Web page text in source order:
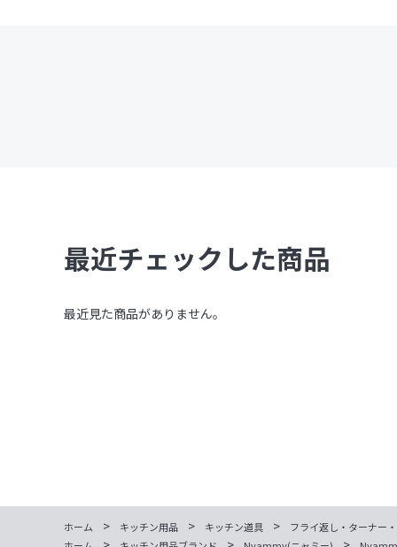
最近チェックした商品
最近見た商品がありません。
ホーム > キッチン用品 > キッチン道具 > フライ返し・ターナー